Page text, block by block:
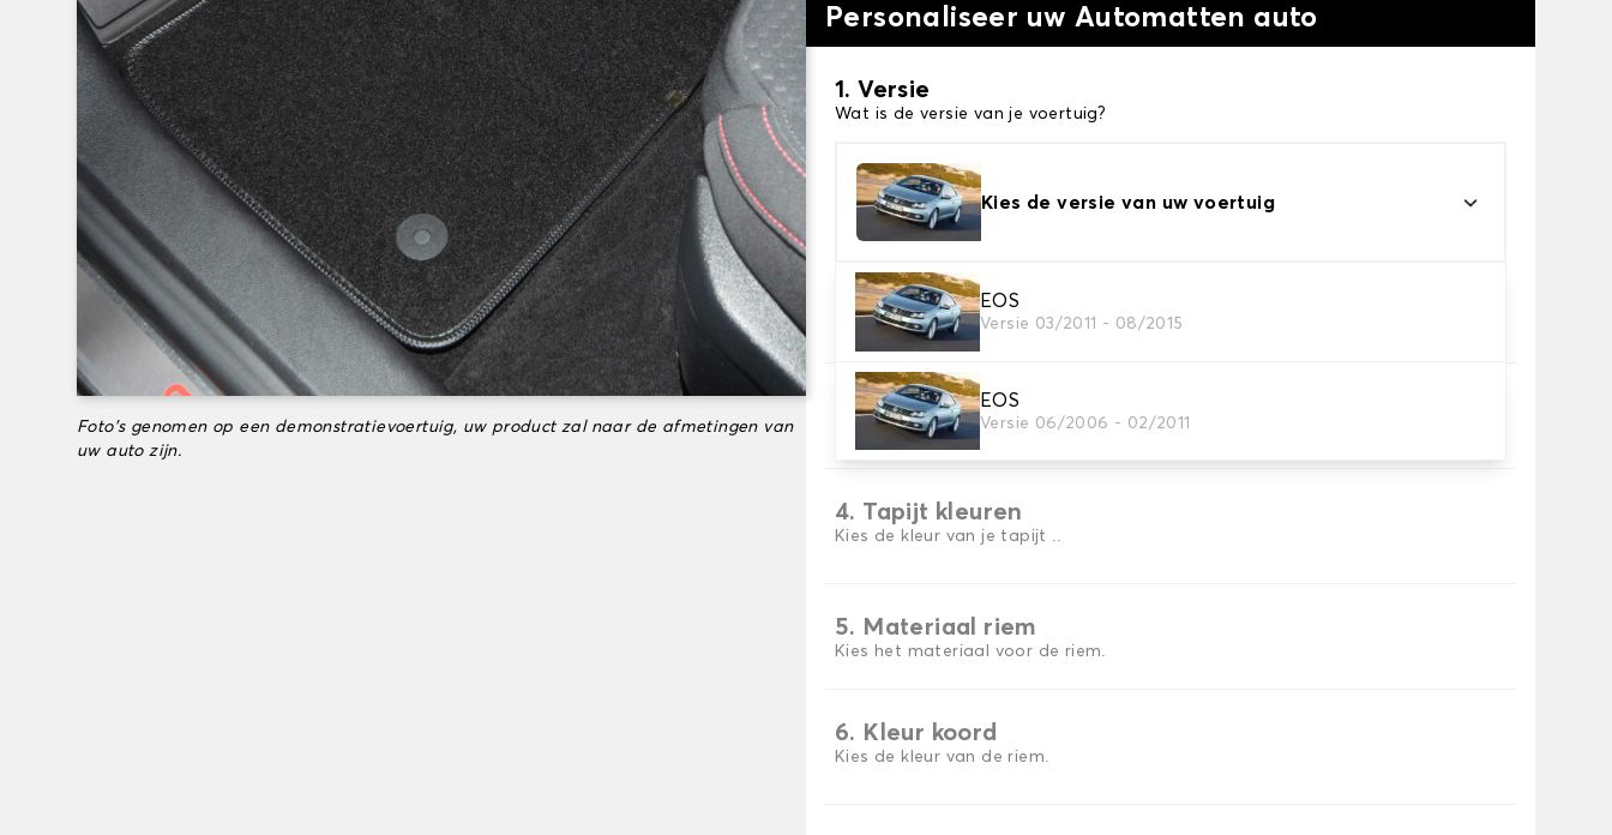
Foto's genomen op een demonstratievoertuig, uw product zal naar de afmetingen van
uw auto zijn.
Personaliseer uw Automatten auto
1. Versie
Wat is de versie van je voertuig?
Kies de versie van uw voertuig
EOS
Versie 03/2011 - 08/2015
EOS
Versie 06/2006 - 02/2011
2. Materiaal
Kies het materiaal van uw automatten
3. Aantal matten
Selecteer het aantal automatten dat je nodig hebt.
4. Tapijt kleuren
Kies de kleur van je tapijt ..
5. Materiaal riem
Kies het materiaal voor de riem.
6. Kleur koord
Kies de kleur van de riem.